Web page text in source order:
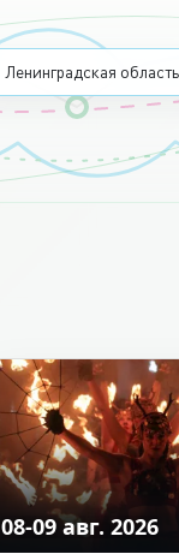
Ленинградская область
08-09 авг. 2026